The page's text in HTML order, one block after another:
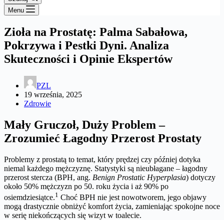
Menu
Zioła na Prostatę: Palma Sabałowa,
Pokrzywa i Pestki Dyni. Analiza
Skuteczności i Opinie Ekspertów
PZL
19 września, 2025
Zdrowie
Mały Gruczoł, Duży Problem –
Zrozumieć Łagodny Przerost Prostaty
Problemy z prostatą to temat, który prędzej czy później dotyka
niemal każdego mężczyznę. Statystyki są nieubłagane – łagodny
przerost stercza (BPH, ang. Benign Prostatic Hyperplasia) dotyczy
około 50% mężczyzn po 50. roku życia i aż 90% po
osiemdziesiątce.1 Choć BPH nie jest nowotworem, jego objawy
mogą drastycznie obniżyć komfort życia, zamieniając spokojne noce
w serię niekończących się wizyt w toalecie.